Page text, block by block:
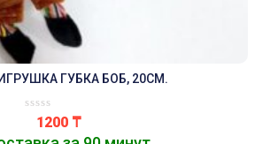
ГУБКА БОБ, 20СМ.
1200 ₸